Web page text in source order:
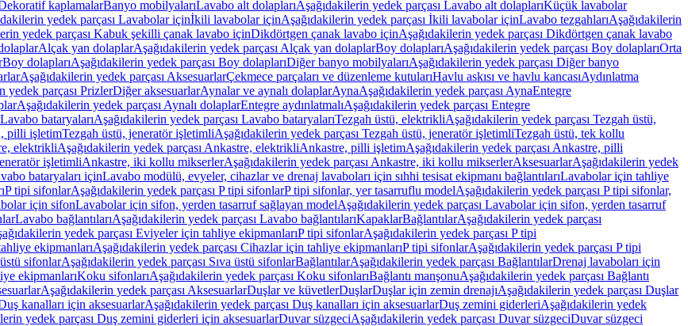
kaplamalarBanyo mobilyalarıLavabo alt dolaplarıAşağıdakilerin yedek parçası Lavabo alt dolaplarıKüçük lavabolar
yedek parçası Lavabolar içinİkili lavabolar içinAşağıdakilerin yedek parçası İkili lavabolar içinLavabo tezgahlarıAşağıdakilerin
yedek parçası Kabuk şekilli çanak lavabo içinDikdörtgen çanak lavabo içinAşağıdakilerin yedek parçası Dikdörtgen çanak lavabo
Alçak yan dolaplarAşağıdakilerin yedek parçası Alçak yan dolaplarBoy dolaplarıAşağıdakilerin yedek parçası Boy dolaplarıOrta
Boy dolaplarıAşağıdakilerin yedek parçası Boy dolaplarıDiğer banyo mobilyalarıAşağıdakilerin yedek parçası Diğer banyo
Aşağıdakilerin yedek parçası AksesuarlarÇekmece parçaları ve düzenleme kutularıHavlu askısı ve havlu kancasıAydınlatma
yedek parçası PrizlerDiğer aksesuarlarAynalar ve aynalı dolaplarAynaAşağıdakilerin yedek parçası AynaEntegre
Aşağıdakilerin yedek parçası Aynalı dolaplarEntegre aydınlatmalıAşağıdakilerin yedek parçası Entegre
Lavabo bataryalarıAşağıdakilerin yedek parçası Lavabo bataryalarıTezgah üstü, elektrikliAşağıdakilerin yedek parçası Tezgah üstü,
pilli işletimTezgah üstü, jeneratör işletimliAşağıdakilerin yedek parçası Tezgah üstü, jeneratör işletimliTezgah üstü, tek kollu
elektrikliAşağıdakilerin yedek parçası Ankastre, elektrikliAnkastre, pilli işletimAşağıdakilerin yedek parçası Ankastre, pilli
işletimliAnkastre, iki kollu mikserlerAşağıdakilerin yedek parçası Ankastre, iki kollu mikserlerAksesuarlarAşağıdakilerin yedek
bataryaları içinLavabo modülü, evyeler, cihazlar ve drenaj lavaboları için sıhhi tesisat ekipmanı bağlantılarıLavabolar için tahliye
P tipi sifonlarAşağıdakilerin yedek parçası P tipi sifonlarP tipi sifonlar, yer tasarruflu modelAşağıdakilerin yedek parçası P tipi sifonlar,
için sifonLavabolar için sifon, yerden tasarruf sağlayan modelAşağıdakilerin yedek parçası Lavabolar için sifon, yerden tasarruf
Lavabo bağlantılarıAşağıdakilerin yedek parçası Lavabo bağlantılarıKapaklarBağlantılarAşağıdakilerin yedek parçası
yedek parçası Eviyeler için tahliye ekipmanlarıP tipi sifonlarAşağıdakilerin yedek parçası P tipi
ekipmanlarıAşağıdakilerin yedek parçası Cihazlar için tahliye ekipmanlarıP tipi sifonlarAşağıdakilerin yedek parçası P tipi
sifonlarAşağıdakilerin yedek parçası Sıva üstü sifonlarBağlantılarAşağıdakilerin yedek parçası BağlantılarDrenaj lavaboları için
ekipmanlarıKoku sifonlarıAşağıdakilerin yedek parçası Koku sifonlarıBağlantı manşonuAşağıdakilerin yedek parçası Bağlantı
Aşağıdakilerin yedek parçası AksesuarlarDuşlar ve küvetlerDuşlarDuşlar için zemin drenajıAşağıdakilerin yedek parçası Duşlar
kanalları için aksesuarlarAşağıdakilerin yedek parçası Duş kanalları için aksesuarlarDuş zemini giderleriAşağıdakilerin yedek
yedek parçası Duş zemini giderleri için aksesuarlarDuvar süzgeciAşağıdakilerin yedek parçası Duvar süzgeciDuvar süzgeci